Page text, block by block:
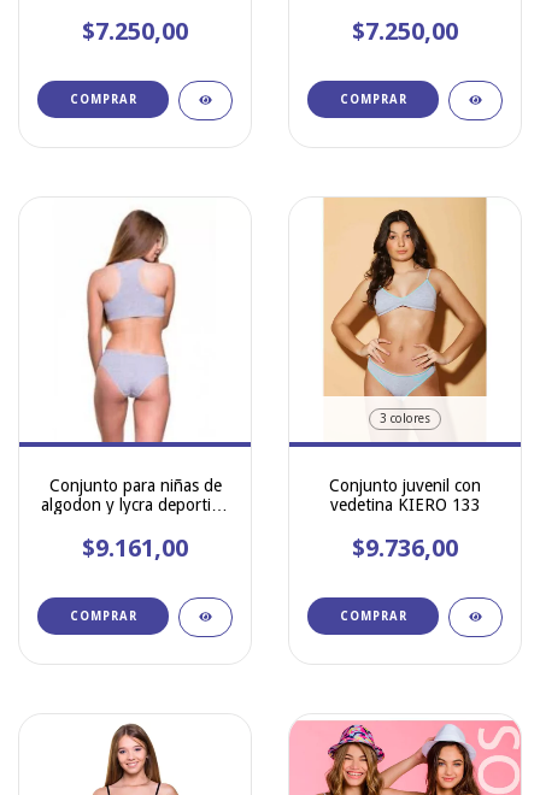
$7.250,00
COMPRAR
$7.250,00
COMPRAR
Conjunto para niñas de
algodon y lycra deportivo
$9.161,00
COMPRAR
3 colores
Conjunto juvenil con
vedetina KIERO 133
$9.736,00
COMPRAR